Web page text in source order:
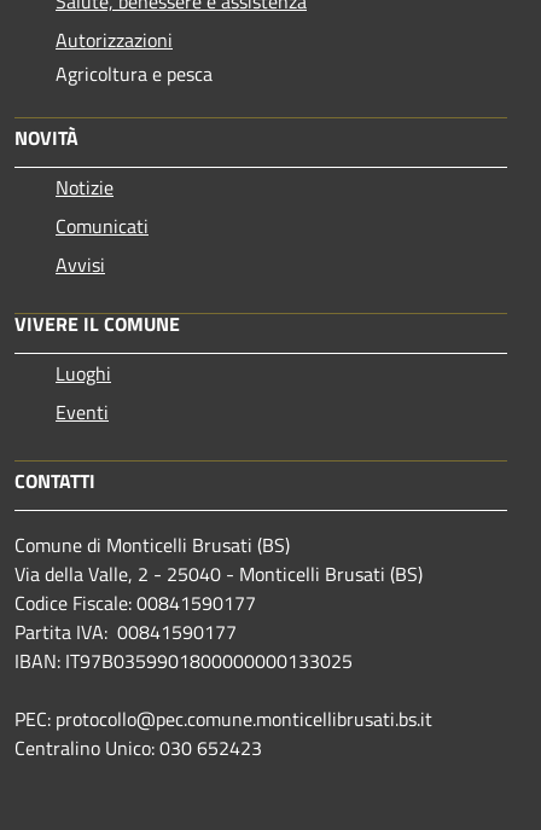
Autorizzazioni
Agricoltura e pesca
NOVITÀ
Notizie
Comunicati
Avvisi
VIVERE IL COMUNE
Luoghi
Eventi
CONTATTI
Comune di Monticelli Brusati (BS)
Via della Valle, 2 - 25040 - Monticelli Brusati (BS)
Codice Fiscale: 00841590177
Partita IVA: 00841590177
IBAN: IT97B0359901800000000133025
PEC: protocollo@pec.comune.monticellibrusati.bs.it
Centralino Unico: 030 652423